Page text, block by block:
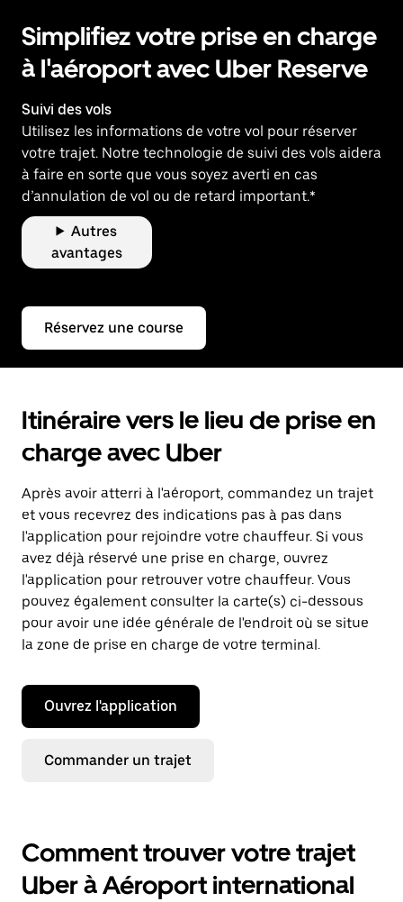
Simplifiez votre prise en charge
à l'aéroport avec Uber Reserve
Suivi des vols
Utilisez les informations de votre vol pour réserver
votre trajet. Notre technologie de suivi des vols aidera
à faire en sorte que vous soyez averti en cas
d’annulation de vol ou de retard important.*
Autres
avantages
Réservez une course
Itinéraire vers le lieu de prise en
charge avec Uber
Après avoir atterri à l'aéroport, commandez un trajet
et vous recevrez des indications pas à pas dans
l'application pour rejoindre votre chauffeur. Si vous
avez déjà réservé une prise en charge, ouvrez
l'application pour retrouver votre chauffeur. Vous
pouvez également consulter la carte(s) ci-dessous
pour avoir une idée générale de l'endroit où se situe
la zone de prise en charge de votre terminal.
Ouvrez l'application
Commander un trajet
Comment trouver votre trajet
Uber à Aéroport international